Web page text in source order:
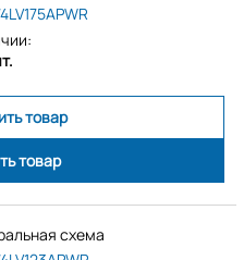
товар
товар
схема